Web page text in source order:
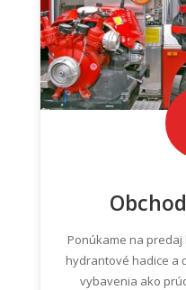
Ponúkame na
hydrantové hadice a
vybavenia ako